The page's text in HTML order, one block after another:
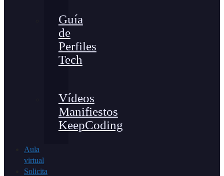
Guía
de
Perfiles
Tech
Vídeos
Manifiestos
KeepCoding
Aula
virtual
Solicita